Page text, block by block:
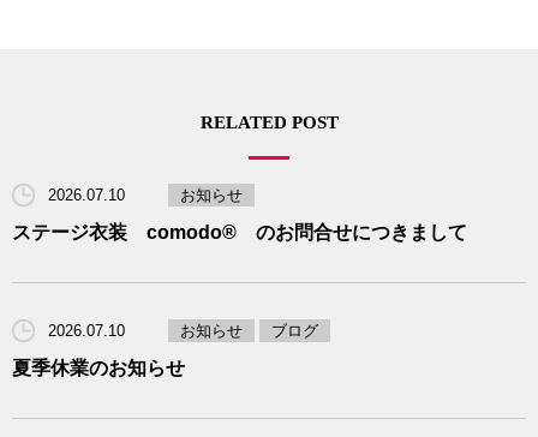
RELATED POST
2026.07.10 お知らせ
ステージ衣装 comodo® のお問合せにつきまして
2026.07.10 お知らせ ブログ
夏季休業のお知らせ